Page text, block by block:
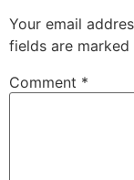
Your email
fields are marked
Comment *